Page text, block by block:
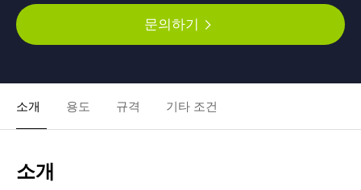
문의하기
소개 용도 규격 기타 조건
소개